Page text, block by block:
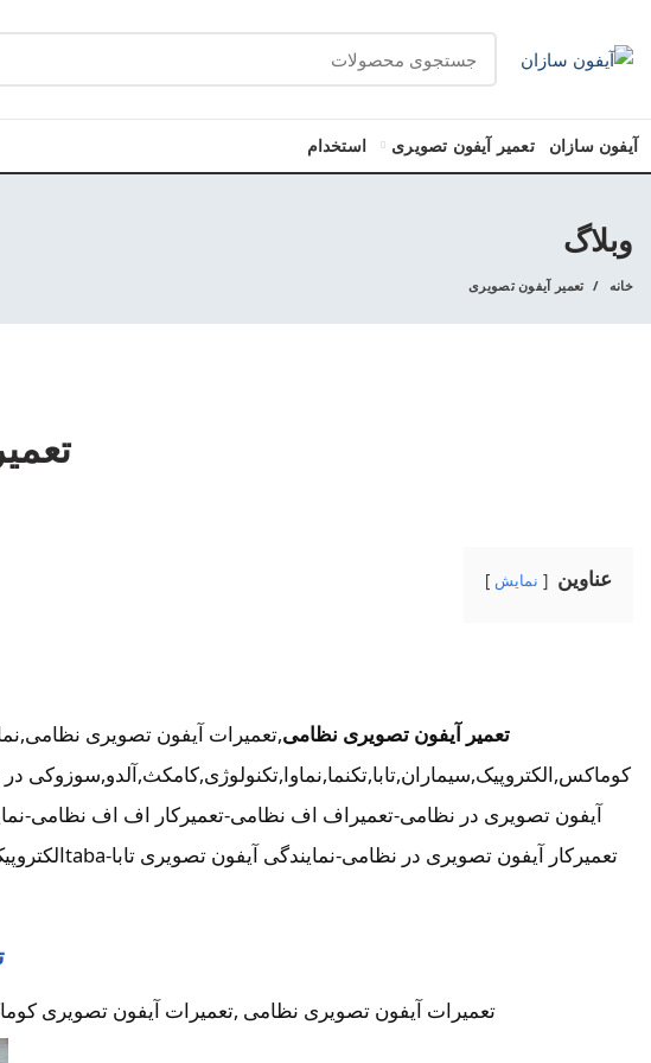
آیفون سازان تعمیر آیفون تصویری استخدام
وبلاگ
خانه تعمیر آیفون تصویری
عناوین نمایش
تعمیر آیفون تصویری نظامی,تعمیرات آیفون تصویری
آیفون تصویری در نظامی-تعمیراف اف نظامی-تعمیرکار اف اف نظامی-
تعمیرات آیفون تصویری نظامی ,تعمیرات آیفون تصویری